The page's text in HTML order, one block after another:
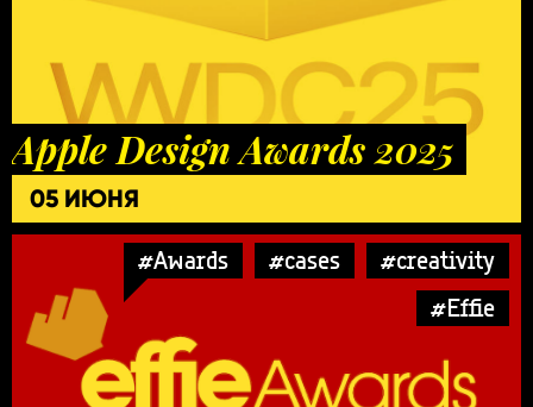
Apple Design Awards 2025
05 ИЮНЯ
#Awards #cases
#creativity
#Effie